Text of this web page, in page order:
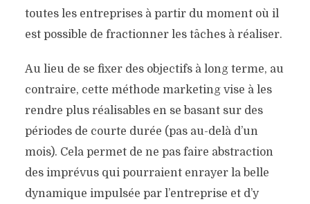
toutes les entreprises à partir du moment où il
est possible de fractionner les tâches à réaliser.
Au lieu de se fixer des objectifs à long terme, au
contraire, cette méthode marketing vise à les
rendre plus réalisables en se basant sur des
périodes de courte durée (pas au-delà d’un
mois). Cela permet de ne pas faire abstraction
des imprévus qui pourraient enrayer la belle
dynamique impulsée par l’entreprise et d’y